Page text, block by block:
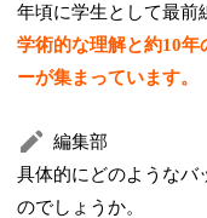
年頃に学生として最前
学術的な理解と約10
ーが集まっています。
編集部
具体的にどのようなバ
のでしょうか。